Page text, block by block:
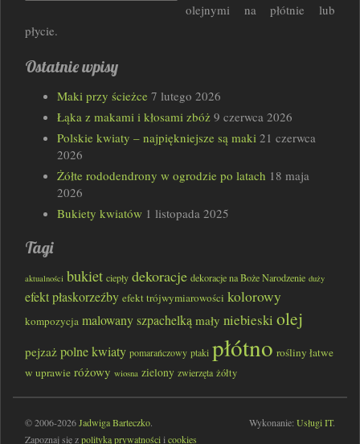
olejnymi na płótnie lub
płycie.
Ostatnie wpisy
Maki przy ścieżce 7 lutego 2026
Łąka z makami i kłosami zbóż 9 czerwca 2026
Polskie kwiaty – najpiękniejsze są maki 21 czerwca
2026
Żółte rododendrony w ogrodzie po latach 18 maja
2026
Bukiety kwiatów 1 listopada 2025
Tagi
aktualności bukiet ciepły dekoracje dekoracje na Boże Narodzenie duży
efekt płaskorzeźby efekt trójwymiarowości kolorowy
kompozycja malowany szpachelką mały niebieski olej
pejzaż polne kwiaty pomarańczowy ptaki płótno rośliny łatwe
w uprawie różowy wiosna zielony zwierzęta żółty
© 2006-2026Jadwiga Barteczko.
Zapoznaj się zpolityką prywatnościi cookies
Wykonanie: Usługi IT.